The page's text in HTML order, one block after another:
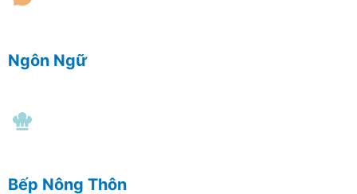
Ngôn Ngữ
Bếp Nông Thôn